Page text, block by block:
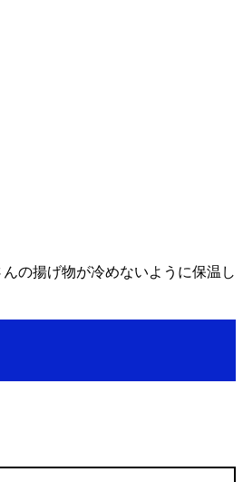
の揚げ物が冷めないように保温し